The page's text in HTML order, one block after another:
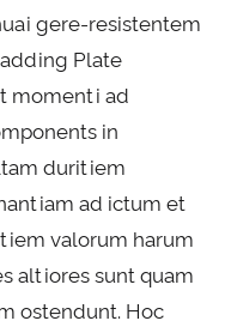
gere-resistentem
Plate
momenti ad
in
duritiem
ad ictum et
valorum harum
altiores sunt quam
ostendunt. Hoc